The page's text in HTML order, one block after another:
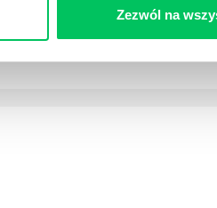
Zezwól na
pobudzamy w nim